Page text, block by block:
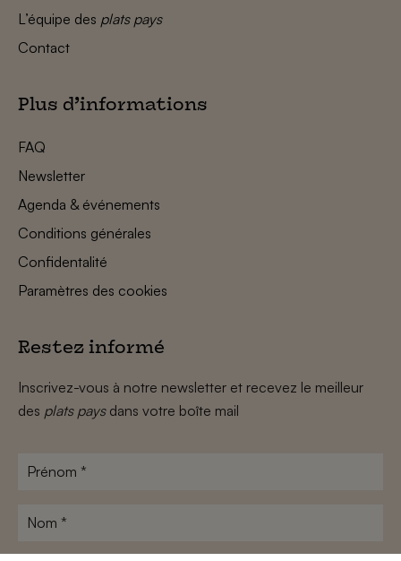
L’équipe des plats pays
Contact
Plus d’informations
FAQ
Newsletter
Agenda & événements
Conditions générales
Confidentalité
Paramètres des cookies
Restez informé
Inscrivez-vous à notre newsletter et recevez le meilleur
des plats paysdans votre boîte mail
Prénom
Nom